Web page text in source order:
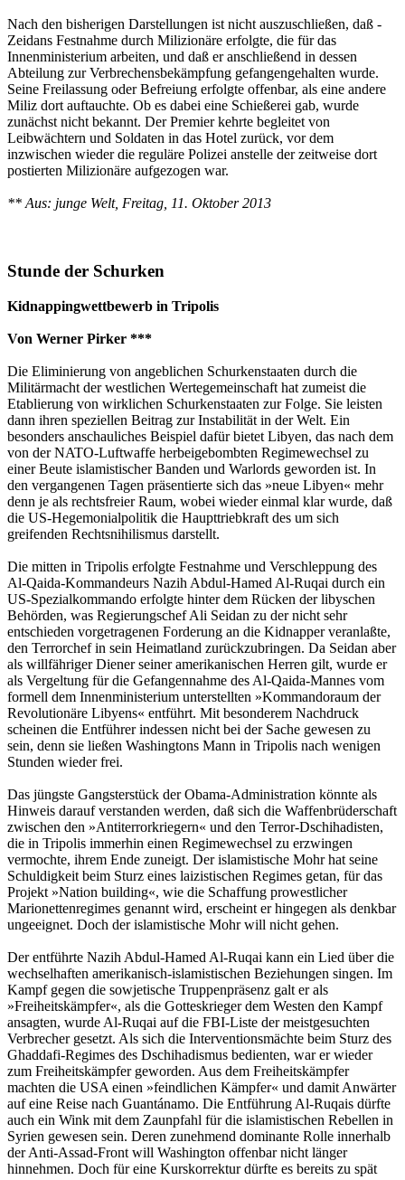
Nach den bisherigen Darstellungen ist nicht auszuschließen, daß ­
Zeidans Festnahme durch Milizionäre erfolgte, die für das
Innenministerium arbeiten, und daß er anschließend in dessen
Abteilung zur Verbrechensbekämpfung gefangengehalten wurde.
Seine Freilassung oder Befreiung erfolgte offenbar, als eine andere
Miliz dort auftauchte. Ob es dabei eine Schießerei gab, wurde
zunächst nicht bekannt. Der Premier kehrte begleitet von
Leibwächtern und Soldaten in das Hotel zurück, vor dem
inzwischen wieder die reguläre Polizei anstelle der zeitweise dort
postierten Milizionäre aufgezogen war.
** Aus: junge Welt, Freitag, 11. Oktober 2013
Stunde der Schurken
Kidnappingwettbewerb in Tripolis
Von Werner Pirker ***
Die Eliminierung von angeblichen Schurkenstaaten durch die
Militärmacht der westlichen Wertegemeinschaft hat zumeist die
Etablierung von wirklichen Schurkenstaaten zur Folge. Sie leisten
dann ihren speziellen Beitrag zur Instabilität in der Welt. Ein
besonders anschauliches Beispiel dafür bietet Libyen, das nach dem
von der NATO-Luftwaffe herbeigebombten Regimewechsel zu
einer Beute islamistischer Banden und Warlords geworden ist. In
den vergangenen Tagen präsentierte sich das »neue Libyen« mehr
denn je als rechtsfreier Raum, wobei wieder einmal klar wurde, daß
die US-Hegemonialpolitik die Haupttriebkraft des um sich
greifenden Rechtsnihilismus darstellt.
Die mitten in Tripolis erfolgte Festnahme und Verschleppung des
Al-Qaida-Kommandeurs Nazih Abdul-Hamed Al-Ruqai durch ein
US-Spezialkommando erfolgte hinter dem Rücken der libyschen
Behörden, was Regierungschef Ali Seidan zu der nicht sehr
entschieden vorgetragenen Forderung an die Kidnapper veranlaßte,
den Terrorchef in sein Heimatland zurückzubringen. Da Seidan aber
als willfähriger Diener seiner amerikanischen Herren gilt, wurde er
als Vergeltung für die Gefangennahme des Al-Qaida-Mannes vom
formell dem Innenministerium unterstellten »Kommandoraum der
Revolutionäre Libyens« entführt. Mit besonderem Nachdruck
scheinen die Entführer indessen nicht bei der Sache gewesen zu
sein, denn sie ließen Washingtons Mann in Tripolis nach wenigen
Stunden wieder frei.
Das jüngste Gangsterstück der Obama-Administration könnte als
Hinweis darauf verstanden werden, daß sich die Waffenbrüderschaft
zwischen den »Antiterrorkriegern« und den Terror-Dschihadisten,
die in Tripolis immerhin einen Regimewechsel zu erzwingen
vermochte, ihrem Ende zuneigt. Der islamistische Mohr hat seine
Schuldigkeit beim Sturz eines laizistischen Regimes getan, für das
Projekt »Nation building«, wie die Schaffung prowestlicher
Marionettenregimes genannt wird, erscheint er hingegen als denkbar
ungeeignet. Doch der islamistische Mohr will nicht gehen.
Der entführte Nazih Abdul-Hamed Al-Ruqai kann ein Lied über die
wechselhaften amerikanisch-islamistischen Beziehungen singen. Im
Kampf gegen die sowjetische Truppenpräsenz galt er als
»Freiheitskämpfer«, als die Gotteskrieger dem Westen den Kampf
ansagten, wurde Al-Ruqai auf die FBI-Liste der meistgesuchten
Verbrecher gesetzt. Als sich die Interventionsmächte beim Sturz des
Ghaddafi-Regimes des Dschihadismus bedienten, war er wieder
zum Freiheitskämpfer geworden. Aus dem Freiheitskämpfer
machten die USA einen »feindlichen Kämpfer« und damit Anwärter
auf eine Reise nach Guantánamo. Die Entführung Al-Ruqais dürfte
auch ein Wink mit dem Zaunpfahl für die islamistischen Rebellen in
Syrien gewesen sein. Deren zunehmend dominante Rolle innerhalb
der Anti-Assad-Front will Washington offenbar nicht länger
hinnehmen. Doch für eine Kurskorrektur dürfte es bereits zu spät